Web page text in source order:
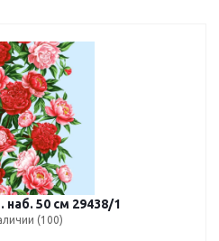
50 см 29438/1
(100)